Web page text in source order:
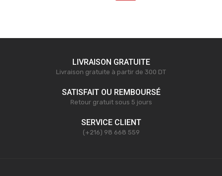
LIVRAISON GRATUITE
Livraison gratuite à partir de 300 DT
SATISFAIT OU REMBOURSÉ
Retour gratuit sous 5 jours
SERVICE CLIENT
(+216) 98 668 559